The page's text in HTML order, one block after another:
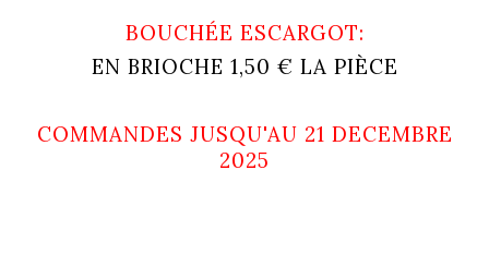
BOUCHÉE ESCARGOT:
EN BRIOCHE 1,50 € LA PIÈCE
COMMANDES JUSQU'AU 21 DECEMBRE
2025